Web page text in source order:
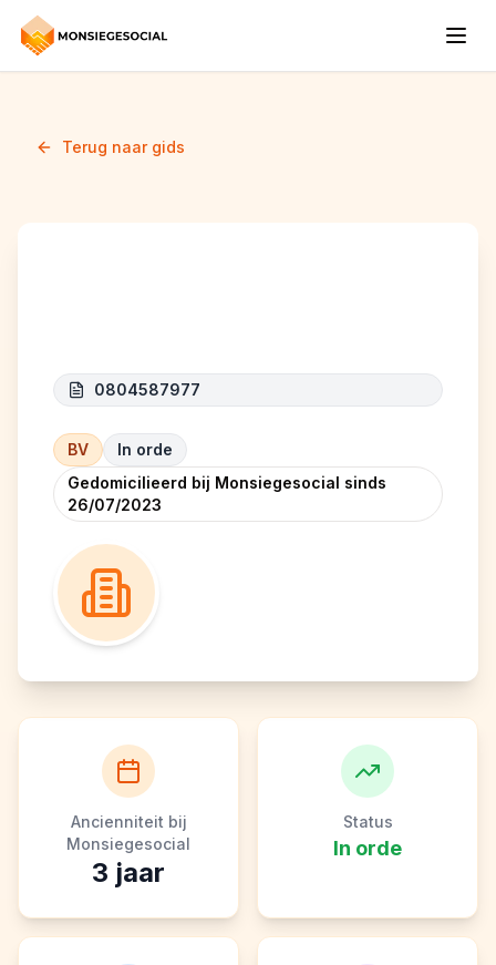
Terug naar gids
0804587977
BV
In orde
Gedomicilieerd bij Monsiegesocial sinds
26/07/2023
Ancienniteit bij
Monsiegesocial
3 jaar
Status
In orde